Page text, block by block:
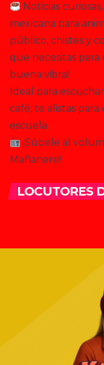
Noticias
mexicana para
público, chistes y
que necesitas
buena vibra!
Ideal para
café, te alistas para
escuela.
¡Súbele al
Mañanero!
LOCUTORES
Reyes